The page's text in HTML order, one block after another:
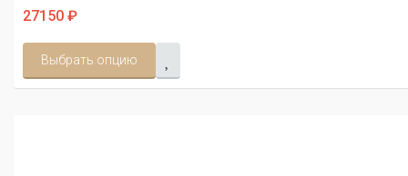
27150 ₽
Выбрать опцию